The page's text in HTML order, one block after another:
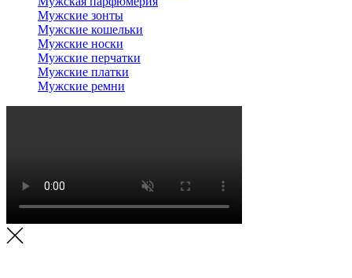
Мужские зонты
Мужские кошельки
Мужские носки
Мужские перчатки
Мужские платки
Мужские ремни